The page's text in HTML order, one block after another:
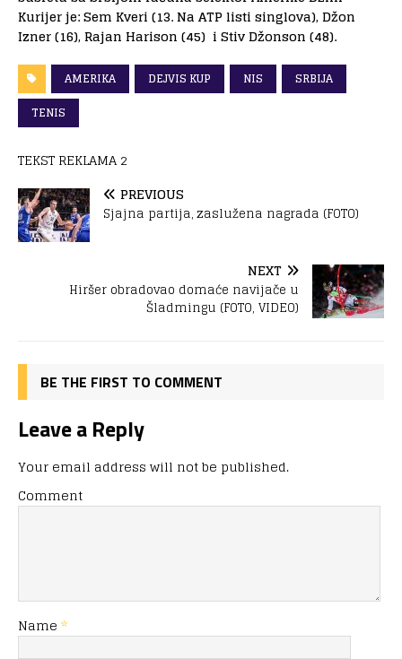
Kurijer je: Sem Kveri (13. Na ATP listi singlova), Džon
Izner (16), Rajan Harison (45) i Stiv Džonson (48).
AMERIKA DEJVIS KUP NIS
SRBIJA
TENIS
TEKST REKLAMA 2
PREVIOUS
Sjajna partija, zaslužena nagrada (FOTO)
NEXT
Hiršer obradovao domaće navijače u
Šladmingu (FOTO, VIDEO)
BE THE FIRST TO COMMENT
Leave a Reply
Your email address will not be published.
Comment
Name *